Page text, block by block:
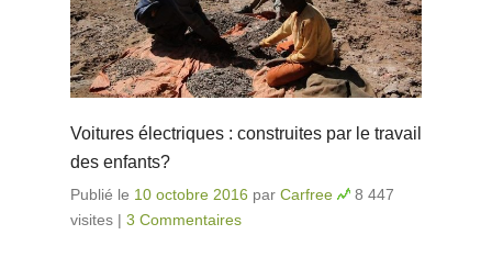
Voitures électriques : construites par le travail
des enfants?
Publié le 10 octobre 2016 par Carfree
8 447
visites | 3 Commentaires